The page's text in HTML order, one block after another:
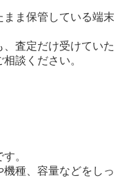
ま保管している端末
、査定だけ受けていた
談ください。
。
種、容量などをしっ